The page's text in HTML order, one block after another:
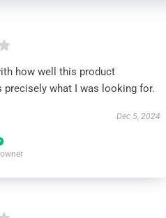
how well this product
precisely what I was looking for.
Dec 5, 2024